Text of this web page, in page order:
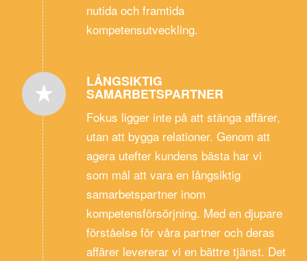
nutida och framtida
kompetensutveckling.
LÅNGSIKTIG
SAMARBETSPARTNER
Fokus ligger inte på att stänga affärer,
utan att bygga relationer. Genom att
agera utefter kundens bästa har vi
som mål att vara en långsiktig
samarbetspartner inom
kompetensförsörjning. Med en djupare
förståelse för våra partner och deras
affärer levererar vi en bättre tjänst. Det